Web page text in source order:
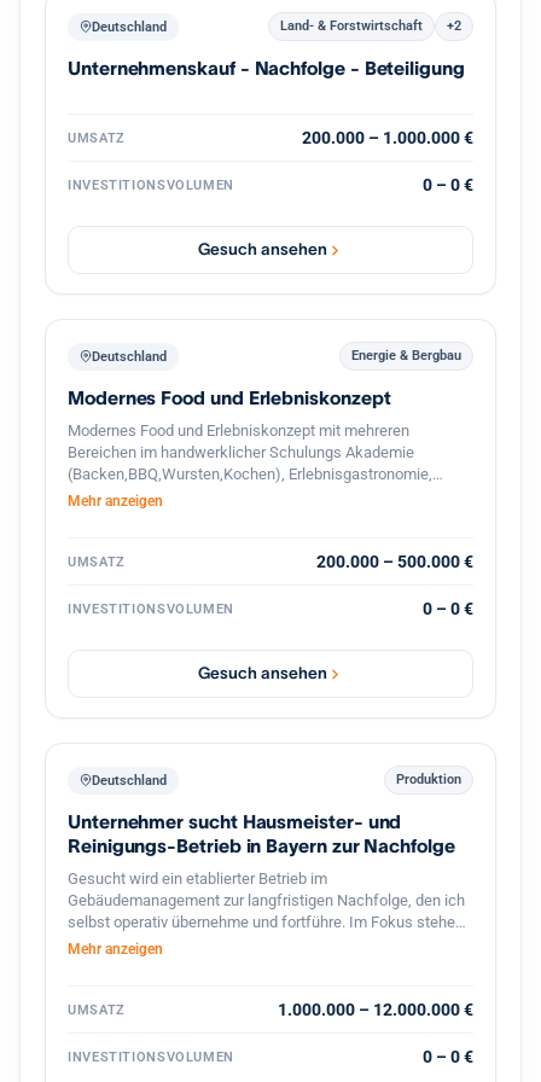
Deutschland Land- & Forstwirtschaft +2
Unternehmenskauf - Nachfolge - Beteiligung
UMSATZ 200.000 – 1.000.000 €
INVESTITIONSVOLUMEN 0 – 0 €
Gesuch ansehen
Deutschland Energie & Bergbau
Modernes Food und Erlebniskonzept
Modernes Food und Erlebniskonzept mit mehreren
Bereichen im handwerklicher Schulungs Akademie
(Backen,BBQ,Wursten,Kochen), Erlebnisgastronomie,
Streetfood und hochwertigem Handel. Das Unternehmen
exklusiver Vertrieb hochwertiger französischer Mehle mit
Systemkonzepte. Vorhanden sind bereits etablierte
Veranstaltungen, Onlinehandel sowie verschiedene Ausbau
und Skalierungsmöglichkeiten. Gesucht wird ein Investor
oder strategischer Partner zur Weiterentwicklung der
Mehr anzeigen
UMSATZ 200.000 – 500.000 €
INVESTITIONSVOLUMEN 0 – 0 €
Gesuch ansehen
Deutschland Produktion
Unternehmer sucht Hausmeister- und
Reinigungs-Betrieb in Bayern zur Nachfolge
Gesucht wird ein etablierter Betrieb im
Gebäudemanagement zur langfristigen Nachfolge, den ich
selbst operativ übernehme und fortführe. Im Fokus stehen
Hausmeister- und Facility-Services, Gebäudereinigung,
Interessant sind ertragsstarke Betriebe mit
Kundenstamm ohne Abhängigkeit von einzelnen
Mehr anzeigen
UMSATZ 1.000.000 – 12.000.000 €
INVESTITIONSVOLUMEN 0 – 0 €